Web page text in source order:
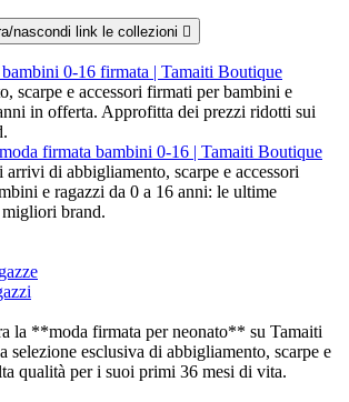
nascondi link le collezioni 
0-16 firmata | Tamaiti Boutique
scarpe e accessori firmati per bambini e
in offerta. Approfitta dei prezzi ridotti sui
firmata bambini 0-16 | Tamaiti Boutique
di abbigliamento, scarpe e accessori
e ragazzi da 0 a 16 anni: le ultime
brand.
la **moda firmata per neonato** su Tamaiti
selezione esclusiva di abbigliamento, scarpe e
qualità per i suoi primi 36 mesi di vita.